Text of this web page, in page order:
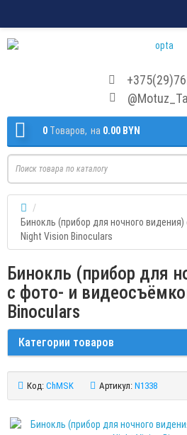
0 Tоваров, на 0.00 BYN
Бинокль (прибор для ночного
Night Vision Binoculars
Бинокль (прибор для
с фото- и
Binoculars
Категории товаров
Код: ChMSK Артикул: N1338